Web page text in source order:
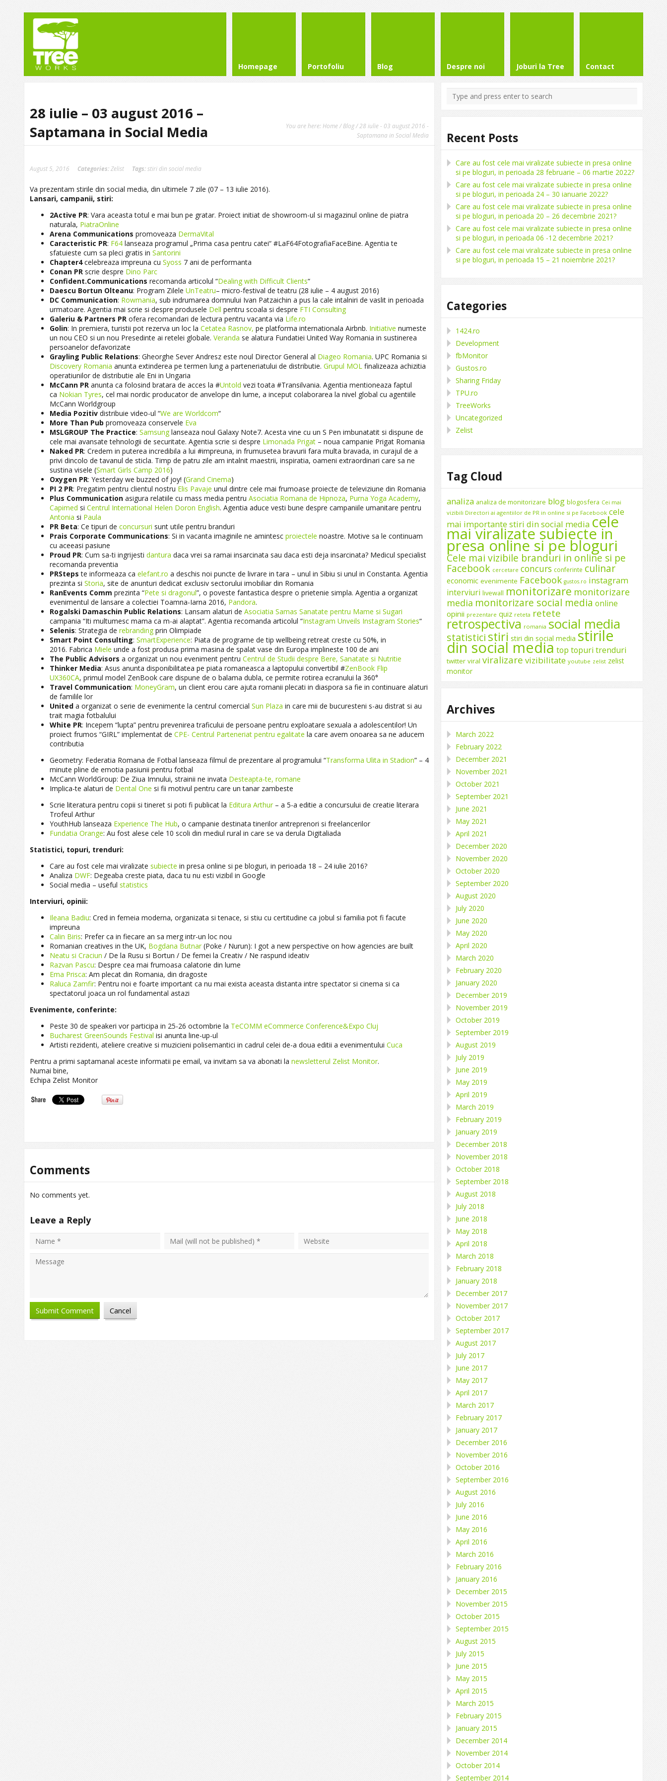
Homepage Portofoliu Blog Despre noi Joburi la Tree Contact
28 iulie – 03 august 2016 –
Saptamana in Social Media
You are here: Home/Blog/ 28 iulie - 03 august 2016 -
Saptamana in Social Media
August 5, 2016 Categories:Zelist Tags: stiri din social media
Va prezentam stirile din social media, din ultimele 7 zile (07 – 13 iulie 2016).
Lansari, campanii, stiri:
2Active PR: Vara aceasta totul e mai bun pe gratar. Proiect initiat de showroom-ul si magazinul online de piatra
naturala, PiatraOnline
Arena Communications promoveaza DermaVital
Caracteristic PR: F64 lanseaza programul „Prima casa pentru catei“ #LaF64FotografiaFaceBine. Agentia te
sfatuieste cum sa pleci gratis in Santorini
Chapter4celebreaza impreuna cu Syoss 7 ani de performanta
Conan PR scrie despre ‎Dino Parc
Confident.Communications recomanda articolul “Dealing with Difficult Clients“
Daescu Bortun Olteanu: Program Zilele UnTeatru– micro-festival de teatru (28 iulie – 4 august 2016)
DC Communication: Rowmania, sub indrumarea domnului Ivan Patzaichin a pus la cale intalniri de vaslit in perioada
urmatoare. Agentia mai scrie si despre produsele Dell pentru scoala si despre FTI Consulting
Galeriu & Partners PR ofera recomandari de lectura pentru vacanta via Life.ro
Golin: In premiera, turistii pot rezerva un loc la Cetatea Rasnov, pe platforma internationala Airbnb. Initiative numeste
un nou CEO si un nou Presedinte ai retelei globale. Veranda se alatura Fundatiei United Way Romania in sustinerea
persoanelor defavorizate
Grayling Public Relations: Gheorghe Sever Andresz este noul Director General al Diageo Romania. UPC Romania si
Discovery Romania anunta extinderea pe termen lung a parteneriatului de distributie. Grupul MOL finalizeaza achizitia
operatiunilor de distributie ale Eni in Ungaria
McCann PR anunta ca folosind bratara de acces la ‪#‎Untold ‬ vezi toata ‪#‎Transilvania. Agentia mentioneaza faptul
ca Nokian Tyres, cel mai nordic producator de anvelope din lume, a inceput colaborarea la nivel global cu agentiile
McCann Worldgroup
Media Pozitiv distribuie video-ul “We are Worldcom“
More Than Pub promoveaza conservele Eva
MSLGROUP The Practice: Samsunglanseaza noul Galaxy Note7. Acesta vine cu un S Pen imbunatatit si dispune de
cele mai avansate tehnologii de securitate. Agentia scrie si despre Limonada Prigat – noua campanie Prigat Romania
Naked PR: Credem in puterea incredibila a lui ‪#‎impreuna‬, in frumusetea bravurii fara multa bravada, in curajul de a
privi dincolo de tavanul de sticla. Timp de patru zile am intalnit maestrii, inspiratia, oameni extraordinari care sa ne
sustina visele (Smart Girls Camp 2016)
Oxygen PR: Yesterday we buzzed of joy! (Grand Cinema)
PI 2 PR: Pregatim pentru clientul nostru Elis Pavaje unul dintre cele mai frumoase proiecte de televiziune din Romania
Plus Communication asigura relatiile cu mass media pentru Asociatia Romana de Hipnoza, Purna Yoga Academy,
Capimed si Centrul International Helen Doron English. Agentia aduce vesti bune despre campaniile umanitare pentru
Antonia si Paula
PR Beta: Ce tipuri de concursuri sunt utile pentru branduri
Prais Corporate Communications: Si in vacanta imaginile ne amintesc proiectele noastre. Motive sa le continuam
cu aceeasi pasiune
Proud PR: Cum sa-ti ingrijesti dantura daca vrei sa ramai insarcinata sau daca esti deja insarcinata? Medicul specialist
recomanda preventia
PRSteps te informeaza ca elefant.ro a deschis noi puncte de livrare in tara – unul in Sibiu si unul in Constanta. Agentia
prezinta si Storia, site de anunturi dedicat exclusiv sectorului imobiliar din Romania
RanEvents Comm prezinta “Pete si dragonul”, o poveste fantastica despre o prietenie simpla. Agentia a organizat
evenimentul de lansare a colectiei Toamna-Iarna 2016, Pandora.
Rogalski Damaschin Public Relations: Lansam alaturi de Asociatia Samas Sanatate pentru Mame si Sugari
campania “Iti multumesc mama ca m-ai alaptat”. Agentia recomanda articolul “Instagram Unveils Instagram Stories“
Selenis: Strategia de rebrandingprin Olimpiade
Smart Point Consulting: SmartExperience: Piata de programe de tip wellbeing retreat creste cu 50%, in
2016. Fabrica Miele unde a fost produsa prima masina de spalat vase din Europa implineste 100 de ani
The Public Advisors a organizat un nou eveniment pentru Centrul de Studii despre Bere, Sanatate si Nutritie
Thinker Media: Asus anunta disponibilitatea pe piata romaneasca a laptopului convertibil ‪#‎ZenBook‬ Flip
UX360CA, primul model ZenBook care dispune de o balama dubla, ce permite rotirea ecranului la 360°
Travel Communication: MoneyGram, un client erou care ajuta romanii plecati in diaspora sa fie in continuare alaturi
de familile lor
United a organizat o serie de evenimente la centrul comercial Sun Plaza in care mii de bucuresteni s-au distrat si au
trait magia fotbalului
White PR: Incepem “lupta” pentru prevenirea traficului de persoane pentru exploatare sexuala a adolescentilor! Un
proiect frumos “GIRL” implementat de CPE- Centrul Parteneriat pentru egalitate la care avem onoarea sa ne aducem
contributia
Geometry: Federatia Romana de Fotbal lanseaza filmul de prezentare al programului “Transforma Ulita in Stadion” – 4
minute pline de emotia pasiunii pentru fotbal
McCann WorldGroup: De Ziua Imnului, strainii ne invata Desteapta-te, romane
Implica-te alaturi de Dental One si fii motivul pentru care un tanar zambeste
Scrie literatura pentru copii si tineret si poti fi publicat la Editura Arthur– a 5-a editie a concursului de creatie literara
Trofeul Arthur
YouthHub lanseaza Experience The Hub, o campanie destinata tinerilor antreprenori si freelancerilor
Fundatia Orange: Au fost alese cele 10 scoli din mediul rural in care se va derula Digitaliada
Statistici, topuri, trenduri:
Care au fost cele mai viralizate subiecte in presa online si pe bloguri, in perioada 18 – 24 iulie 2016?
Analiza DWF: Degeaba creste piata, daca tu nu esti vizibil in Google
Social media – useful statistics
Interviuri, opinii:
Ileana Badiu: Cred in femeia moderna, organizata si tenace, si stiu cu certitudine ca jobul si familia pot fi facute
impreuna
Calin Biris: Prefer ca in fiecare an sa merg intr-un loc nou
Romanian creatives in the UK, Bogdana Butnar(Poke / Nurun): I got a new perspective on how agencies are built
Neatu si Craciun / De la Rusu si Bortun / De femei la Creativ / Ne raspund ideativ
Razvan Pascu: Despre cea mai frumoasa calatorie din lume
Ema Prisca: Am plecat din Romania, din dragoste
Raluca Zamfir: Pentru noi e foarte important ca nu mai exista aceasta distanta intre spectator si cinema si ca
spectatorul joaca un rol fundamental astazi
Evenimente, conferinte:
Peste 30 de speakeri vor participa in 25-26 octombrie la TeCOMM eCommerce Conference&Expo Cluj
Bucharest GreenSounds Festival isi anunta line-up-ul
Artisti rezidenti, ateliere creative si muzicieni polisemantici in cadrul celei de-a doua editii a evenimentului Cuca
Pentru a primi saptamanal aceste informatii pe email, va invitam sa va abonati la newsletterul Zelist Monitor.
Numai bine,
Echipa Zelist Monitor
Comments
No comments yet.
Leave a Reply
Recent Posts
Care au fost cele mai viralizate subiecte in presa online
si pe bloguri, in perioada 28 februarie – 06 martie 2022?
Care au fost cele mai viralizate subiecte in presa online
si pe bloguri, in perioada 24 – 30 ianuarie 2022?
Care au fost cele mai viralizate subiecte in presa online
si pe bloguri, in perioada 20 – 26 decembrie 2021?
Care au fost cele mai viralizate subiecte in presa online
si pe bloguri, in perioada 06 -12 decembrie 2021?
Care au fost cele mai viralizate subiecte in presa online
si pe bloguri, in perioada 15 – 21 noiembrie 2021?
Categories
1424.ro
Development
fbMonitor
Gustos.ro
Sharing Friday
TPU.ro
TreeWorks
Uncategorized
Zelist
Tag Cloud
analiza analiza de monitorizare blog blogosfera Cei mai
vizibili Directori ai agentiilor de PR in online si pe Facebook cele
mai importante stiri din social media cele
mai viralizate subiecte in
presa online si pe bloguri
Cele mai vizibile branduri in online si pe
Facebook cercetare concurs conferinte culinar
economic evenimente Facebook gustos.ro instagram
interviuri livewall monitorizare monitorizare
media monitorizare social media online
opinii prezentare quiz reteta retete
retrospectiva romania social media
statistici stiri stiri din social media stirile
din social media top topuri trenduri
twitter viral viralizare vizibilitate youtube zelist zelist
monitor
Archives
March 2022
February 2022
December 2021
November 2021
October 2021
September 2021
June 2021
May 2021
April 2021
December 2020
November 2020
October 2020
September 2020
August 2020
July 2020
June 2020
May 2020
April 2020
March 2020
February 2020
January 2020
December 2019
November 2019
October 2019
September 2019
August 2019
July 2019
June 2019
May 2019
April 2019
March 2019
February 2019
January 2019
December 2018
November 2018
October 2018
September 2018
August 2018
July 2018
June 2018
May 2018
April 2018
March 2018
February 2018
January 2018
December 2017
November 2017
October 2017
September 2017
August 2017
July 2017
June 2017
May 2017
April 2017
March 2017
February 2017
January 2017
December 2016
November 2016
October 2016
September 2016
August 2016
July 2016
June 2016
May 2016
April 2016
March 2016
February 2016
January 2016
December 2015
November 2015
October 2015
September 2015
August 2015
July 2015
June 2015
May 2015
April 2015
March 2015
February 2015
January 2015
December 2014
November 2014
October 2014
September 2014